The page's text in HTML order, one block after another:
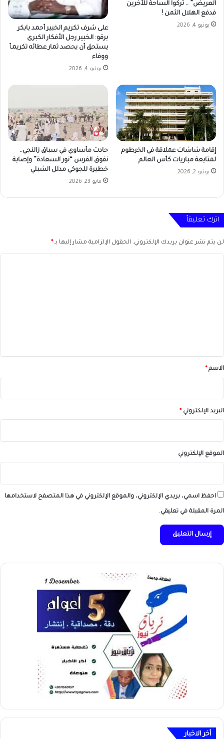
العريض” .. تركوا الساحة للآخرين
فدفع الهلال الثمن !
يونيو 4, 2026
على شرف تكريم الخبير أحمد بابكر
برقو: الخبير رجل الأفكار الكبرى
يستحق أن يحصد ثمار عطائه تكريمٱ
ووفاء
يونيو 4, 2026
إقامة شاشات عملاقة في الخرطوم
لمتابعة مباريات كأس العالم
يونيو 2, 2026
حادث مأساوي في سباق زالنجي..
نفوق الفرس “نور السعادة” وإصابة
خطيرة للجوكي مدلل الشبلي
مايو 23, 2026
اترك تعليقاً
لن يتم نشر عنوان بريدك الإلكتروني. الحقول الإلزامية مشار إليها بـ *
*الاسم *
البريد الإلكتروني *
الموقع الإلكتروني
احفظ اسمي، بريدي الإلكتروني، والموقع الإلكتروني في هذا المتصفح لاستخدامها
المرة المقبلة في تعليقي.
أخر الاخبار